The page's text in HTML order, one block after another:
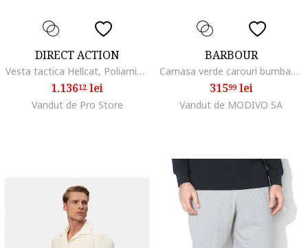
DIRECT ACTION
Vesta tactica Hellcat, Poliamida, Verde,
1.13612 lei
Vandut de Pro Store
BARBOUR
Camasa verde carouri bumbac in maneca scurta,
31599lei
Vandut de MODIVO SA